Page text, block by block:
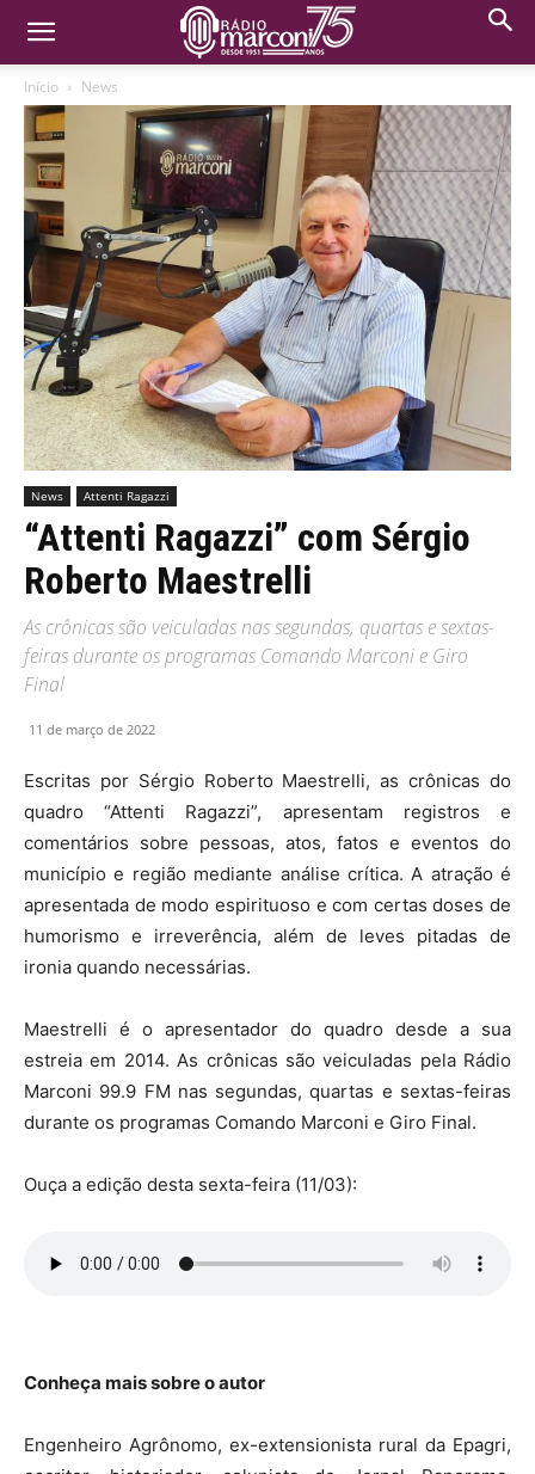
Início News
News Attenti Ragazzi
“Attenti Ragazzi” com Sérgio
Roberto Maestrelli
As crônicas são veiculadas nas segundas, quartas e sextas-
feiras durante os programas Comando Marconi e Giro
Final
11 de março de 2022
Escritas por Sérgio Roberto Maestrelli, as crônicas do
quadro “Attenti Ragazzi”, apresentam registros e
comentários sobre pessoas, atos, fatos e eventos do
município e região mediante análise crítica. A atração é
apresentada de modo espirituoso e com certas doses de
humorismo e irreverência, além de leves pitadas de
ironia quando necessárias.
Maestrelli é o apresentador do quadro desde a sua
estreia em 2014. As crônicas são veiculadas pela Rádio
Marconi 99.9 FM nas segundas, quartas e sextas-feiras
durante os programas Comando Marconi e Giro Final.
Ouça a edição desta sexta-feira (11/03):
Conheça mais sobre o autor
Engenheiro Agrônomo, ex-extensionista rural da Epagri,